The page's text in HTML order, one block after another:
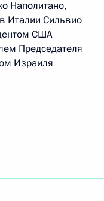
Наполитано,
Италии Сильвио
США
Председателя
Израиля